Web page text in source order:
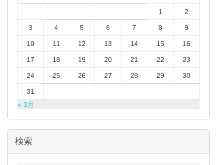
1 2
3 4 5 6 7 8 9
10 11 12 13 14 15 16
17 18 19 20 21 22 23
24 25 26 27 28 29 30
31
« 3月
検索